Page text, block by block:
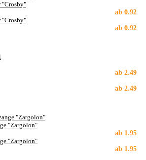
"Crosby"
ab 0.92
"Crosby"
ab 0.92
ab 2.49
ab 2.49
"Zargolon"
ab 1.95
"Zargolon"
ab 1.95